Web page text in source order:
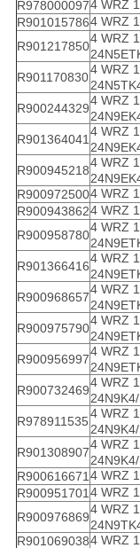
R9780000974 WRZ
R9010157864 WRZ
R901217850
4 WRZ
R901170830
4 WRZ
R900244329
4 WRZ
R901364041
4 WRZ
R900945218
4 WRZ
R9009725004 WRZ
R9009438624 WRZ
R900958780
4 WRZ
R901366416
4 WRZ
R900968657
4 WRZ
R900975790
4 WRZ
R900956997
4 WRZ
R900732469
4 WRZ
R978911535
4 WRZ
R901308907
4 WRZ
R900616671 4 WRZ
R900951701 4 WRZ
R900976869
4 WRZ
R9010690384 WRZ